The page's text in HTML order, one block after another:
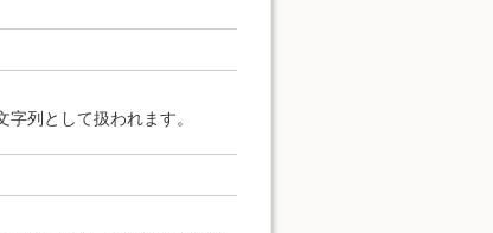
列として扱われます。